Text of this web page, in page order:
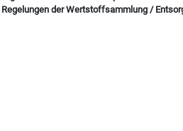
der Wertstoffsammlung /